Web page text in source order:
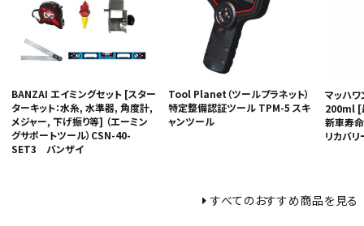
BANZAI エイミングセット [スター
ターキット：水糸, 水準器, 角度計,
メジャー, 下げ振り等] （エーミン
グサポートツール）CSN-40-
SET3 バンザイ
Tool Planet（ツールプラネット）
特定整備認証ツール TPM-5 スキ
ャンツール
マッハ
200ml [
新車寿
リカバ
すべてのおすすめ商品を見る